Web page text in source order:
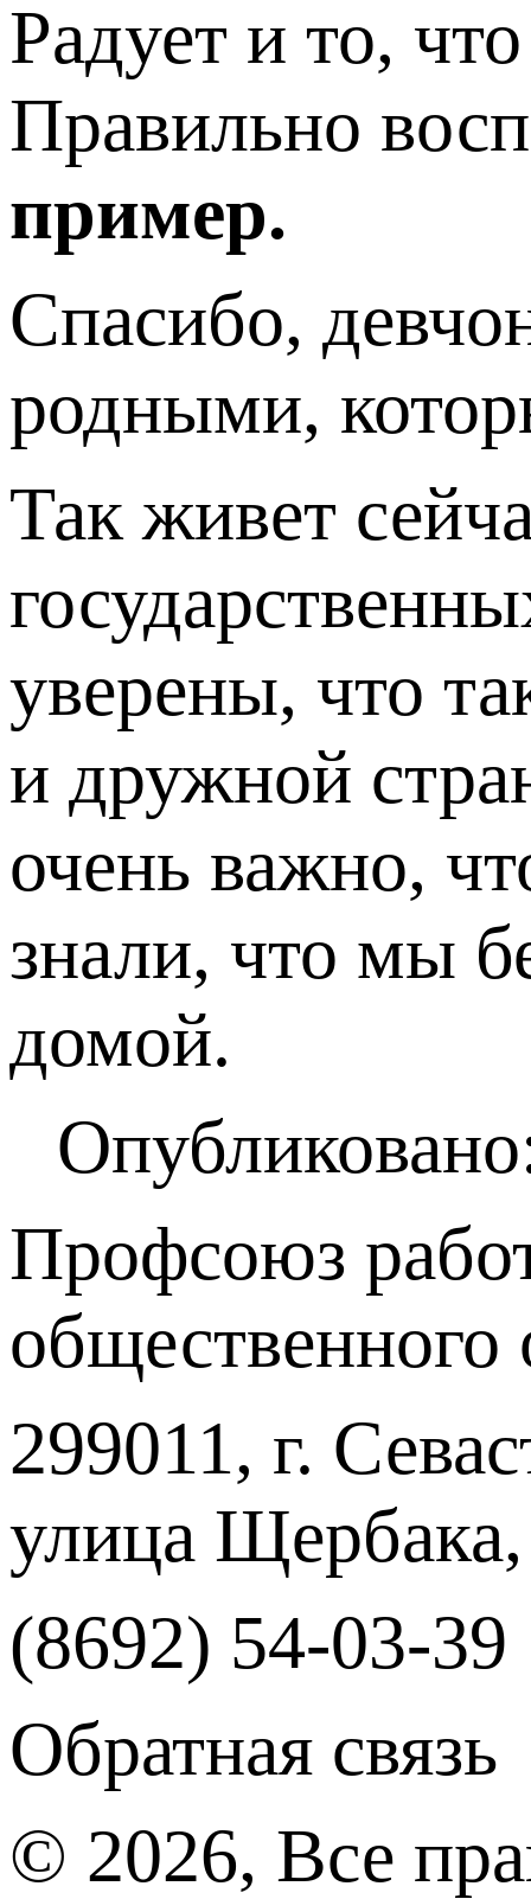
Радует и то,
Правильно
пример.
Спасибо,
родными,
Так живет
уверены, что
и дружной
очень важно,
знали, что мы
домой.
Профсоюз
299011, г.
улица
(8692) 54-03-39
Обратная связь
© 2026, Все